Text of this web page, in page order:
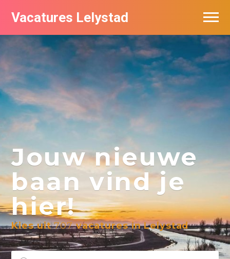
Vacatures Lelystad
Jouw nieuwe
baan vind je
hier!
Kies uit707vacatures in Lelystad
Vacatures per bedrijf in Lelystad
De populairste vacatures in Lelystad
Nieuwsbrief feed